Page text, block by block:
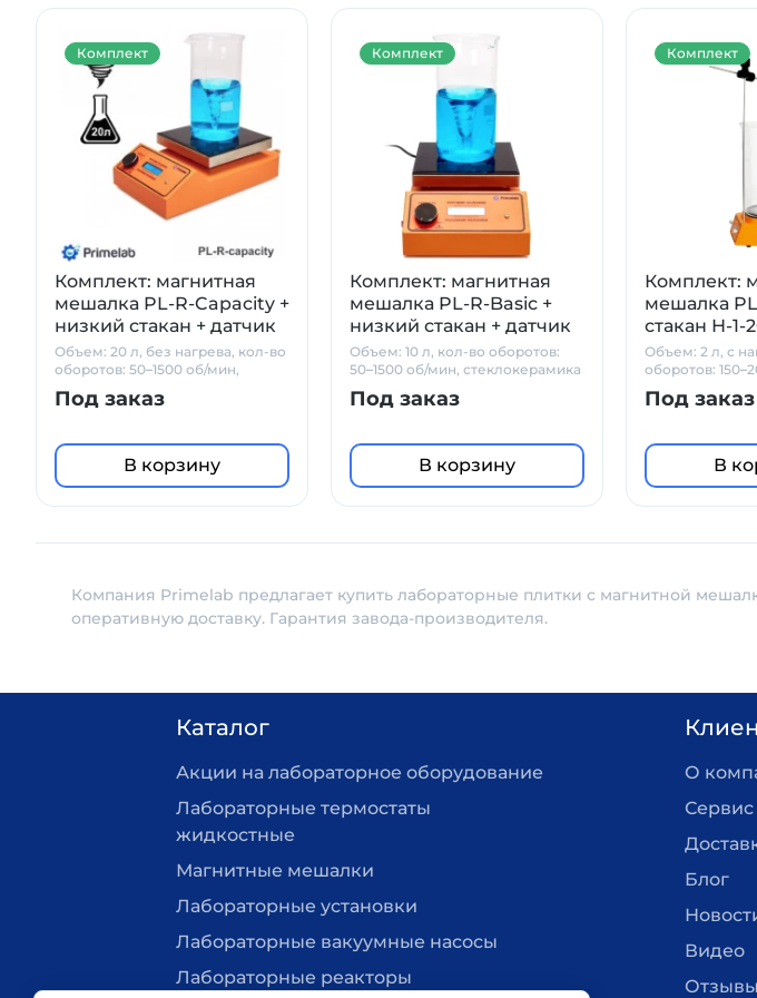
Комплект: магнитная
мешалка PL-R-Capacity +
низкий стакан + датчик
PT1000 + штатив
Primelab
Объем: 20 л, без нагрева, кол-во
оборотов: 50–1500 об/мин,
стеклокерамика
Под заказ
В корзину
Комплект
Комплект: магнитная
мешалка PL-R-Basic +
низкий стакан + датчик
PT1000 + штатив
Primelab
Объем: 10 л, кол-во оборотов:
50–1500 об/мин, стеклокерамика
Под заказ
В корзину
Комплект
Комплект:
мешалка
стакан Н-1-
PT1000 +
Объем: 2 л, с
оборотов:
стакан Н-1-2000
штатив
Под заказ
В
Комплект
Компания Primelab предлагает купить лабораторные плитки с магнитной
оперативную доставку. Гарантия завода-производителя.
Каталог
Акции на лабораторное оборудование
Лабораторные термостаты
жидкостные
Магнитные мешалки
Лабораторные установки
Лабораторные вакуумные насосы
Лабораторные реакторы
О
Сервис
Блог
Видео
Отзывы